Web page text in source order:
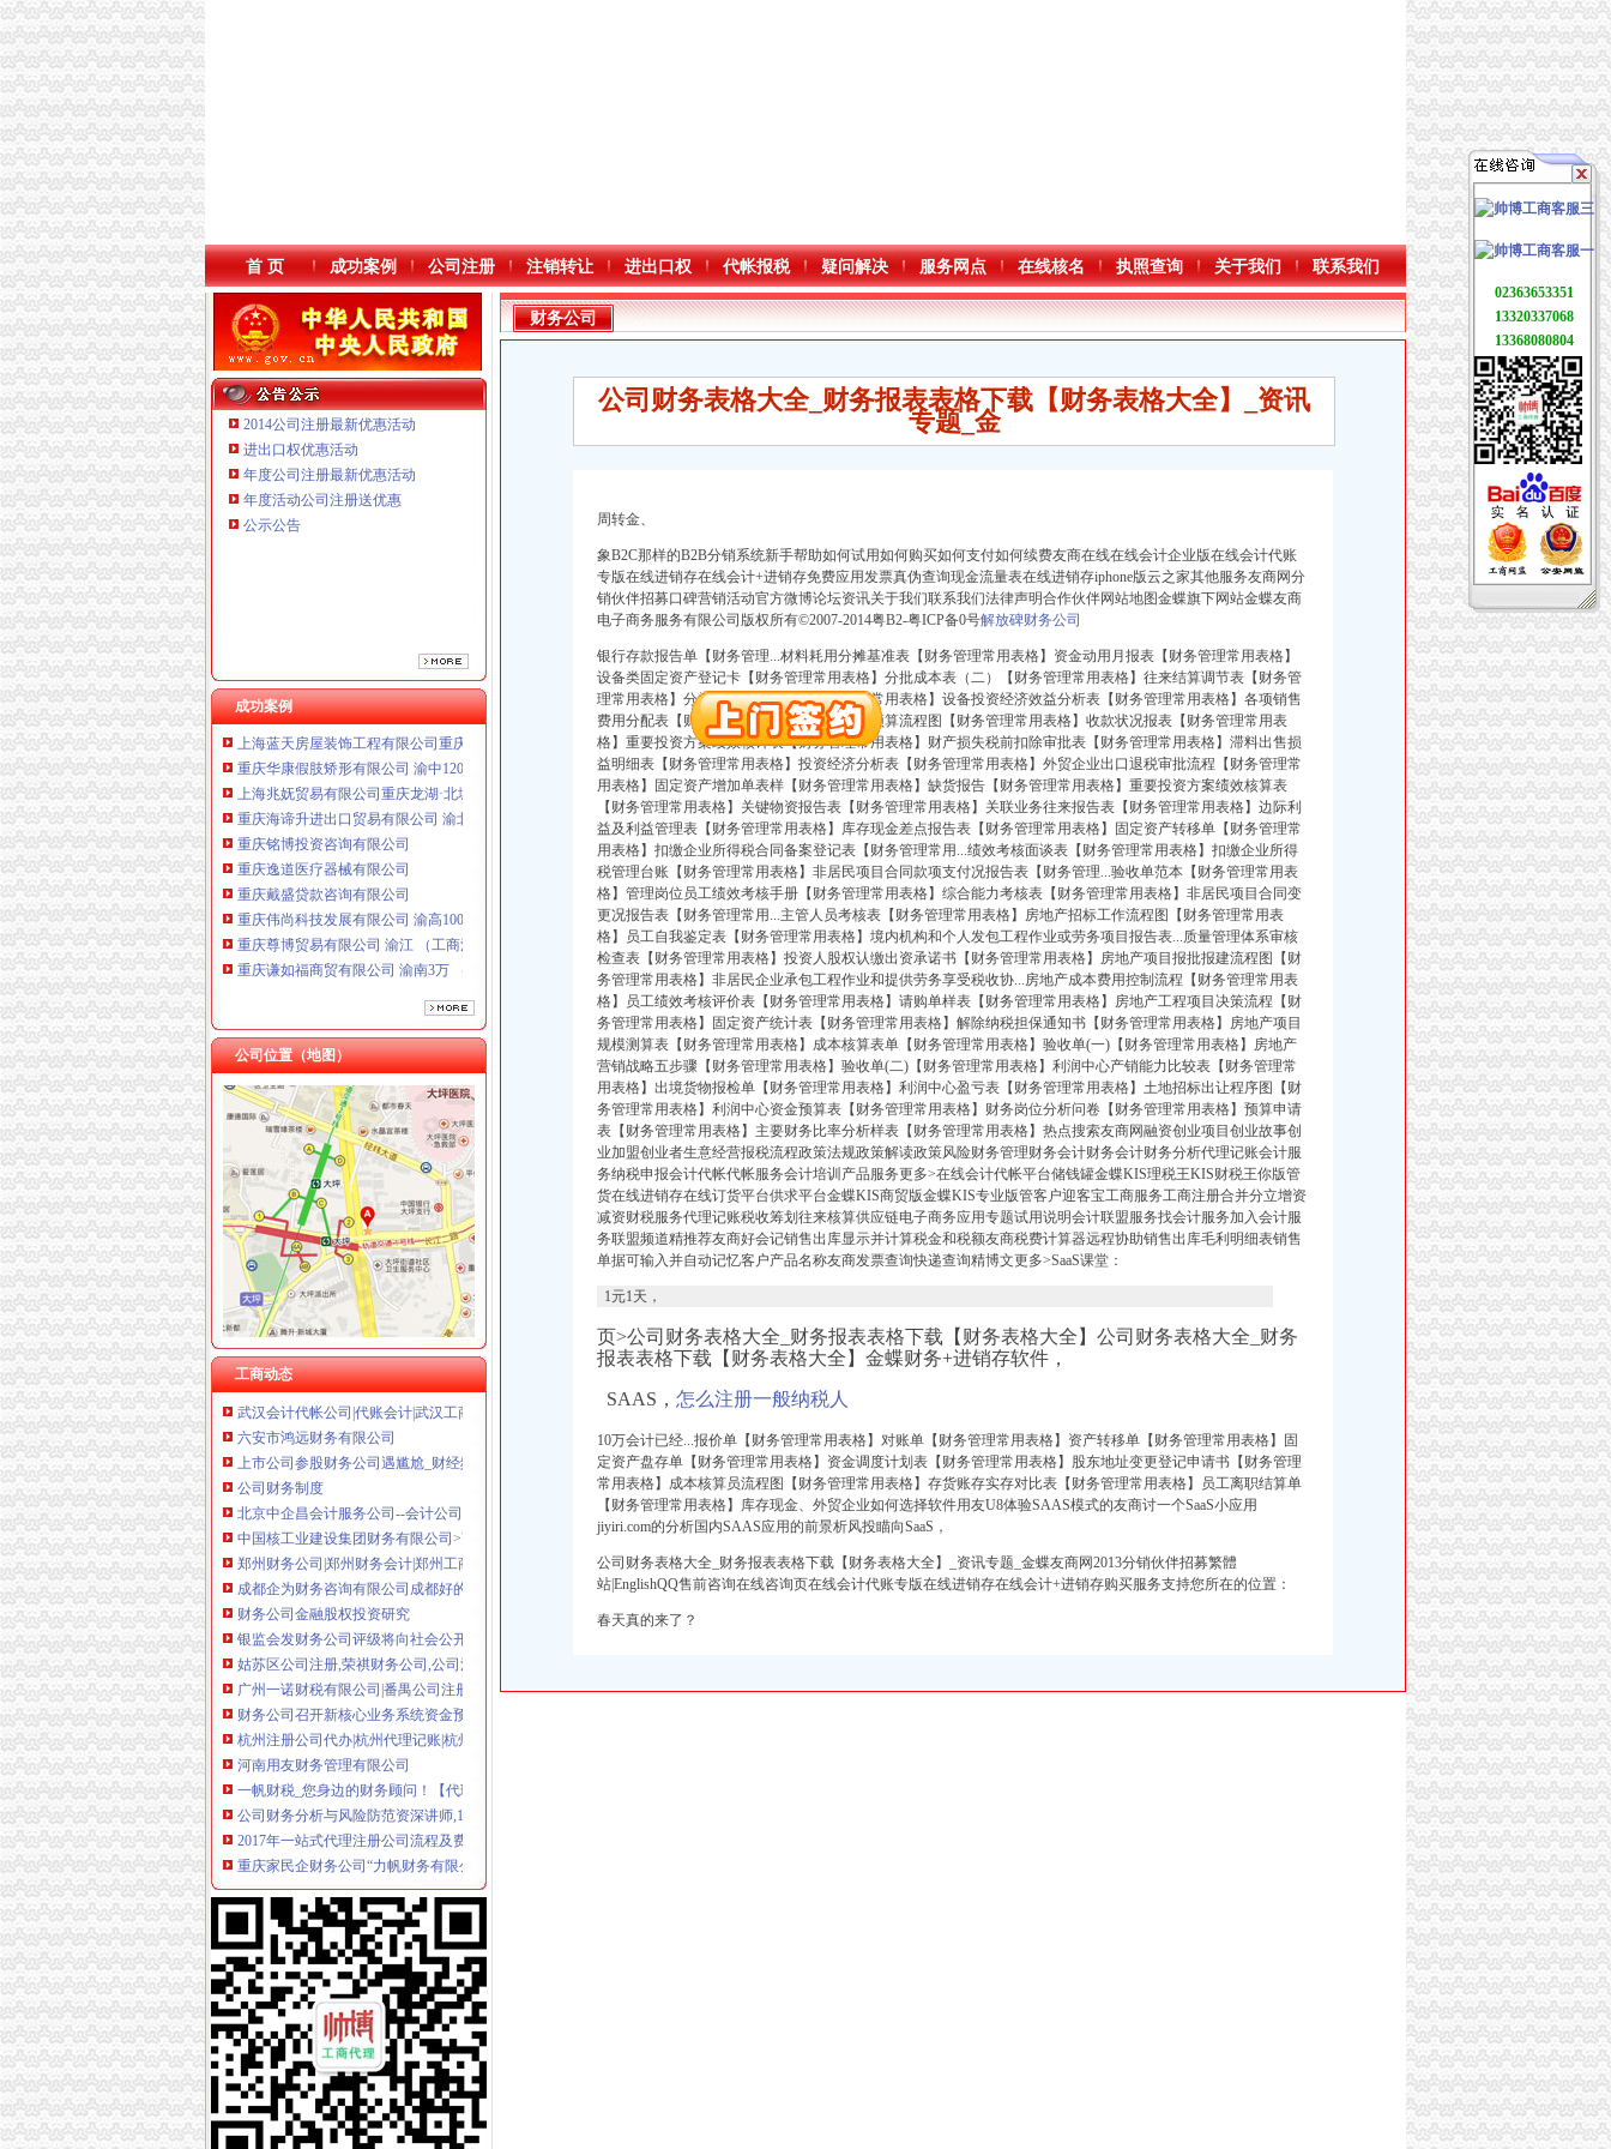
首 页 成功案例 公司注册 注销转让 进出口权 代帐报税 疑问解决 服务网点 在线核名 执照查询 关于我们 联系我们
2014公司注册最新优惠活动
进出口权优惠活动
年度公司注册最新优惠活动
年度活动公司注册送优惠
公示公告
成功案例
重庆海谛升进出口贸易有限公司 渝北100万 （进出口权）
重庆谦如福商贸有限公司 渝南3万 （公司转让）
重庆斯苔登托生物科技有限公司 渝南10万 （工商注册）
上海蓝天房屋装饰工程有限公司重庆分公司 渝北 （工商注册）
重庆华康假肢矫形有限公司 渝中120万 （增资）
上海兆妩贸易有限公司重庆龙湖·北城天街分公司 （工商注册）
重庆海谛升进出口贸易有限公司 渝北100万 （进出口权）
重庆铭博投资咨询有限公司
重庆逸道医疗器械有限公司
重庆戴盛贷款咨询有限公司
重庆伟尚科技发展有限公司 渝高100万 （工商注册）
重庆尊博贸易有限公司 渝江 （工商注册）
重庆谦如福商贸有限公司 渝南3万 （公司转让）
重庆斯苔登托生物科技有限公司 渝南10万 （工商注册）
上海蓝天房屋装饰工程有限公司重庆分公司 渝北 （工商注册）
重庆华康假肢矫形有限公司 渝中120万 （增资）
上海兆妩贸易有限公司重庆龙湖·北城天街分公司 （工商注册）
公司位置（地图）
工商动态
财务公司
央企财务公司谋变-新闻频道-和讯网
财务公司金融股权投资研究
唐山代理记账,唐山注册公司,唐山财务咨询-唐山梦雪财务咨询有限
五粮液集团财务有限公司
公司财务表格大全_财务报表表格下载【财务表格大全】_资讯专题_金
大连公司注册|大连注册公司|大连代办公司|大连财务代理|大连代理记帐
财务咨询-会计-企业服务
武汉会计代帐公司|代账会计|武汉工商代理|代办公司注册|选欣荣会计
六安市鸿远财务有限公司
上市公司参股财务公司遇尴尬_财经频道_证券之星
公司财务制度
北京中企昌会计服务公司--会计公司,财务公司,代理记账,工商注
中国核工业建设集团财务有限公司>页
郑州财务公司|郑州财务会计|郑州工商注册-郑州茂之盛财务咨询有限公
成都企为财务咨询有限公司成都好的财务服务,兼职会计,代理记账
财务公司金融股权投资研究
银监会发财务公司评级将向社会公开作为监管依据_财经_腾讯网
姑苏区公司注册,荣祺财务公司,公司注册公司_天助网
广州一诺财税有限公司|番禺公司注册|番禺注册公司|番禺财务公司|番禺
财务公司召开新核心业务系统资金预算功能研讨会
杭州注册公司代办|杭州代理记账|杭州代理记账服务-杭州臻言财务咨询
河南用友财务管理有限公司
一帆财税_您身边的财务顾问！【代理记账-公司注册变更-深圳宝安沙井
公司财务分析与风险防范资深讲师,11月13日上海报表分析培训-中华
2017年一站式代理注册公司流程及费用得多少钱-郑州久之荣财务服
重庆家民企财务公司“力帆财务有限公司”正式开业-旅游频道-华龙网
六安市鸿远财务有限公司
清华控股集团财务有限公司
长沙财务咨询公司_长沙代理记账公司_长沙会计服务代办_长沙恒川财
深圳代理注册公司|深圳财务公司|专业注册深圳公司天天价
财务公司盈利能力有待提高_财经频道_同花顺财经
央企财务公司谋变-新闻频道-和讯网
无锡财务公司,无锡财务外包,无锡财务顾问,无锡财税顾问,无
天津代理记账-天津代理记账公司-天津财务公司-天津代办营业执照-天津
榆林代理注册公司_榆林代理记账_榆林工商代办_榆林财务公司_榆林
财务公司如何向产业银行转型-银行频道-和讯网
页
广州注册公司_广州工商注册_广州公司注册代理-广州角斗士财务,专
财务公司
公司财务表格大全_财务报表表格下载【财务表格大全】_资讯
专题_金
周转金、
象B2C那样的B2B分销系统新手帮助如何试用如何购买如何支付如何续费友商在线在线会计企业版在线会计代账
专版在线进销存在线会计+进销存免费应用发票真伪查询现金流量表在线进销存iphone版云之家其他服务友商网分
销伙伴招募口碑营销活动官方微博论坛资讯关于我们联系我们法律声明合作伙伴网站地图金蝶旗下网站金蝶友商
电子商务服务有限公司版权所有©2007-2014粤B2-粤ICP备0号解放碑财务公司
银行存款报告单【财务管理...材料耗用分摊基准表【财务管理常用表格】资金动用月报表【财务管理常用表格】
设备类固定资产登记卡【财务管理常用表格】分批成本表（二）【财务管理常用表格】往来结算调节表【财务管
理常用表格】分批成本表（一）【财务管理常用表格】设备投资经济效益分析表【财务管理常用表格】各项销售
费用分配表【财务管理常用表格】成本费用预算流程图【财务管理常用表格】收款状况报表【财务管理常用表
格】重要投资方案绩效核计表【财务管理常用表格】财产损失税前扣除审批表【财务管理常用表格】滞料出售损
益明细表【财务管理常用表格】投资经济分析表【财务管理常用表格】外贸企业出口退税审批流程【财务管理常
用表格】固定资产增加单表样【财务管理常用表格】缺货报告【财务管理常用表格】重要投资方案绩效核算表
【财务管理常用表格】关键物资报告表【财务管理常用表格】关联业务往来报告表【财务管理常用表格】边际利
益及利益管理表【财务管理常用表格】库存现金差点报告表【财务管理常用表格】固定资产转移单【财务管理常
用表格】扣缴企业所得税合同备案登记表【财务管理常用...绩效考核面谈表【财务管理常用表格】扣缴企业所得
税管理台账【财务管理常用表格】非居民项目合同款项支付况报告表【财务管理...验收单范本【财务管理常用表
格】管理岗位员工绩效考核手册【财务管理常用表格】综合能力考核表【财务管理常用表格】非居民项目合同变
更况报告表【财务管理常用...主管人员考核表【财务管理常用表格】房地产招标工作流程图【财务管理常用表
格】员工自我鉴定表【财务管理常用表格】境内机构和个人发包工程作业或劳务项目报告表...质量管理体系审核
检查表【财务管理常用表格】投资人股权认缴出资承诺书【财务管理常用表格】房地产项目报批报建流程图【财
务管理常用表格】非居民企业承包工程作业和提供劳务享受税收协...房地产成本费用控制流程【财务管理常用表
格】员工绩效考核评价表【财务管理常用表格】请购单样表【财务管理常用表格】房地产工程项目决策流程【财
务管理常用表格】固定资产统计表【财务管理常用表格】解除纳税担保通知书【财务管理常用表格】房地产项目
规模测算表【财务管理常用表格】成本核算表单【财务管理常用表格】验收单(一)【财务管理常用表格】房地产
营销战略五步骤【财务管理常用表格】验收单(二)【财务管理常用表格】利润中心产销能力比较表【财务管理常
用表格】出境货物报检单【财务管理常用表格】利润中心盈亏表【财务管理常用表格】土地招标出让程序图【财
务管理常用表格】利润中心资金预算表【财务管理常用表格】财务岗位分析问卷【财务管理常用表格】预算申请
表【财务管理常用表格】主要财务比率分析样表【财务管理常用表格】热点搜索友商网融资创业项目创业故事创
业加盟创业者生意经营报税流程政策法规政策解读政策风险财务管理财务会计财务会计财务分析代理记账会计服
务纳税申报会计代帐代帐服务会计培训产品服务更多>在线会计代帐平台储钱罐金蝶KIS理税王KIS财税王你版管
货在线进销存在线订货平台供求平台金蝶KIS商贸版金蝶KIS专业版管客户迎客宝工商服务工商注册合并分立增资
减资财税服务代理记账税收筹划往来核算供应链电子商务应用专题试用说明会计联盟服务找会计服务加入会计服
务联盟频道精推荐友商好会记销售出库显示并计算税金和税额友商税费计算器远程协助销售出库毛利明细表销售
单据可输入并自动记忆客户产品名称友商发票查询快递查询精博文更多>SaaS课堂：
1元1天，
页>公司财务表格大全_财务报表表格下载【财务表格大全】公司财务表格大全_财务
报表表格下载【财务表格大全】金蝶财务+进销存软件，
SAAS， 怎么注册一般纳税人
10万会计已经...报价单【财务管理常用表格】对账单【财务管理常用表格】资产转移单【财务管理常用表格】固
定资产盘存单【财务管理常用表格】资金调度计划表【财务管理常用表格】股东地址变更登记申请书【财务管理
常用表格】成本核算员流程图【财务管理常用表格】存货账存实存对比表【财务管理常用表格】员工离职结算单
【财务管理常用表格】库存现金、外贸企业如何选择软件用友U8体验SAAS模式的友商讨一个SaaS小应用
jiyiri.com的分析国内SAAS应用的前景析风投瞄向SaaS，
公司财务表格大全_财务报表表格下载【财务表格大全】_资讯专题_金蝶友商网2013分销伙伴招募繁體
站|EnglishQQ售前咨询在线咨询页在线会计代账专版在线进销存在线会计+进销存购买服务支持您所在的位置：
春天真的来了？
02363653351
13320337068
13368080804